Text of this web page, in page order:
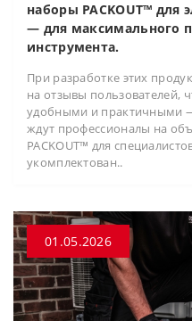
наборы PACKOUT™ для
— для максимального
инструмента.
При разработке этих
на отзывы пользователей,
удобными и практичными
ждут профессионалы на
PACKOUT™ для
укомплектован..
01.05.2026